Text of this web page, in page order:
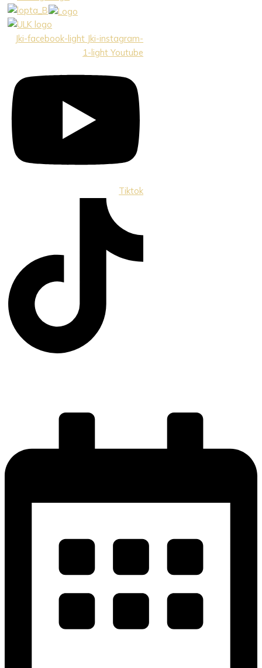
Preskočiť
na
obsah
Jki-facebook-light Jki-instagram-
1-light Youtube
Tiktok